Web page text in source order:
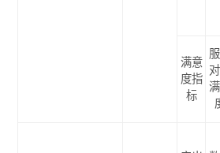
满意
度指
标